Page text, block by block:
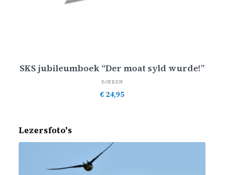
SKS jubileumboek “Der moat syld wurde!”
BOEKEN
€ 24,95
Lezersfoto's